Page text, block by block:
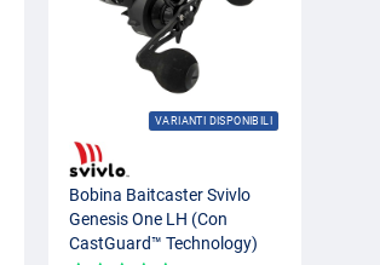
VARIANTI DISPONIBILI
Bobina Baitcaster Svivlo
Genesis One LH (Con
CastGuard™ Technology)